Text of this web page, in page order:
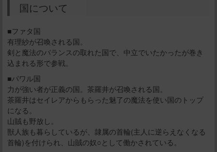
国について
■ファタ国
有理紗が召喚される国。
剣と魔法のバランスの取れた国で、中立でいたかったが巻き
込まれる形で参戦。
■パワル国
力が強い者が正義の国。茶羅井が召喚される国。
茶羅井はセイレアからもらった魅了の魔法を使い国のトップ
になる。
山賊も野放し。
獣人族も暮らしているが、隷属の首輪(主人に逆らえなくなる
首輪)を付けられ、山賊の奴○として働かされている。